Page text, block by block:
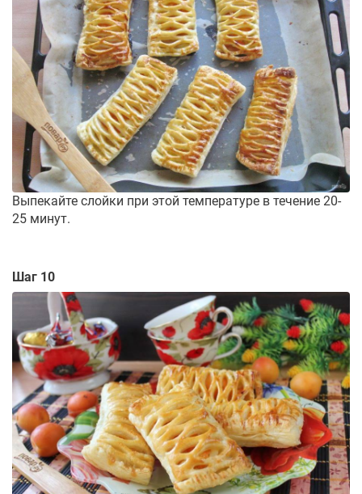
Выпекайте слойки при этой температуре в течение 20-
25 минут.
Шаг 10